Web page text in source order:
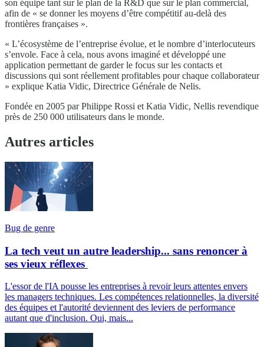
son équipe tant sur le plan de la R&D que sur le plan commercial,
afin de « se donner les moyens d’être compétitif au-delà des
frontières françaises ».
« L’écosystème de l’entreprise évolue, et le nombre d’interlocuteurs
s’envole. Face à cela, nous avons imaginé et développé une
application permettant de garder le focus sur les contacts et
discussions qui sont réellement profitables pour chaque collaborateur
» explique Katia Vidic, Directrice Générale de Nelis.
Fondée en 2005 par Philippe Rossi et Katia Vidic, Nellis revendique
près de 250 000 utilisateurs dans le monde.
Autres articles
Bug de genre
La tech veut un autre leadership... sans renoncer à
ses vieux réflexes
L'essor de l'IA pousse les entreprises à revoir leurs attentes envers
les managers techniques. Les compétences relationnelles, la diversité
des équipes et l'autorité deviennent des leviers de performance
autant que d'inclusion. Oui, mais...